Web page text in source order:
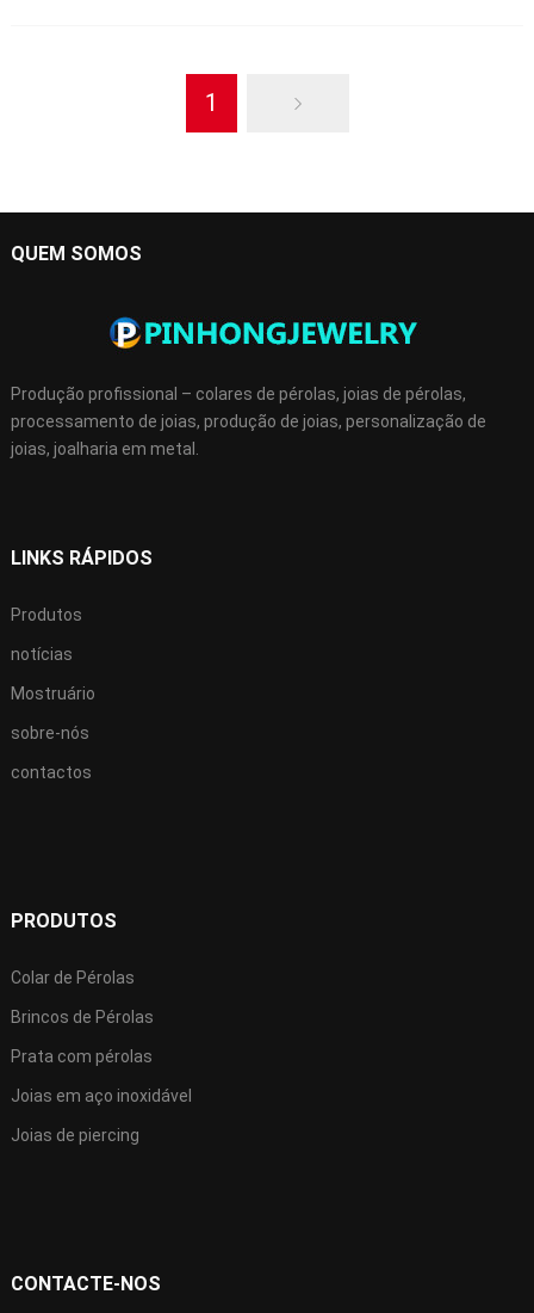
1
QUEM SOMOS
Produção profissional – colares de pérolas, joias de pérolas,
processamento de joias, produção de joias, personalização de
joias, joalharia em metal.
LINKS RÁPIDOS
Produtos
notícias
Mostruário
sobre-nós
contactos
PRODUTOS
Colar de Pérolas
Brincos de Pérolas
Prata com pérolas
Joias em aço inoxidável
Joias de piercing
CONTACTE-NOS